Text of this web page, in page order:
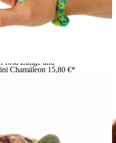
in Grün-Gelb
rosa Zunge und
Chamäleon 15,80 €*